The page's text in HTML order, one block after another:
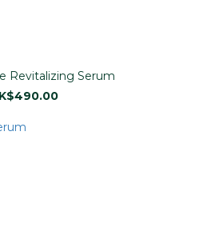
Revitalizing Serum